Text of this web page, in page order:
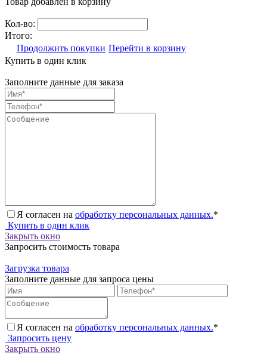
Кол-во:
Итого:
Продолжить покупки Перейти в корзину
Купить в один клик
Заполните данные для заказа
Я согласен на обработку персональных данных.*
Купить в один клик
Закрыть окно
Запросить стоимость товара
Загрузка товара
Заполните данные для запроса цены
Я согласен на обработку персональных данных.*
Запросить цену
Закрыть окно